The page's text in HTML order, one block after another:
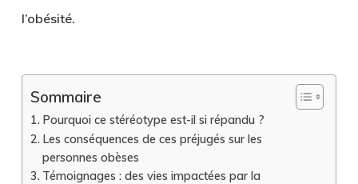
l’obésité.
Sommaire
Pourquoi ce stéréotype est-il si répandu ?
Les conséquences de ces préjugés sur les
personnes obèses
Témoignages : des vies impactées par la